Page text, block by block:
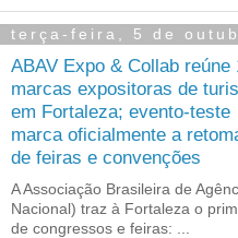
terça-feira, 5 de
ABAV Expo & Collab reúne
marcas expositoras de
em Fortaleza; evento-teste
marca oficialmente a
de feiras e convenções
A Associação Brasileira de
Nacional) traz à Fortaleza o
de congressos e feiras: ...